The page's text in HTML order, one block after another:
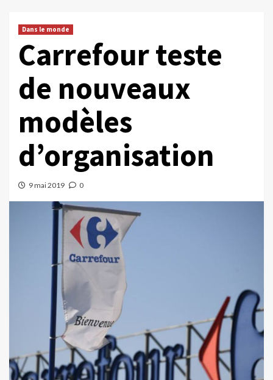
Dans le monde
Carrefour teste
de nouveaux
modèles
d’organisation
9 mai 2019 0